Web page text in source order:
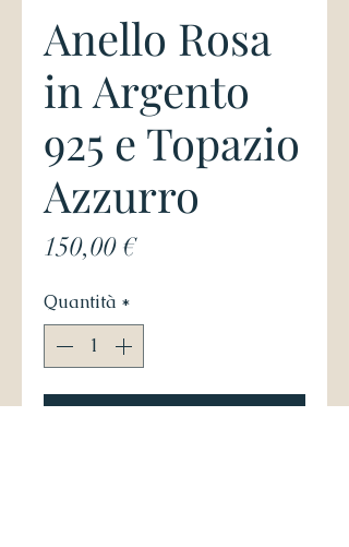
Anello Rosa
in Argento
925 e Topazio
Azzurro
150,00 €Prezzo
Quantità *